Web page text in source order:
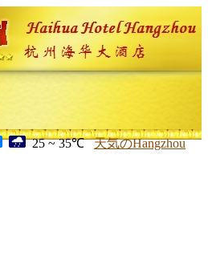
25 ~ 35℃ 天気のHangzhou